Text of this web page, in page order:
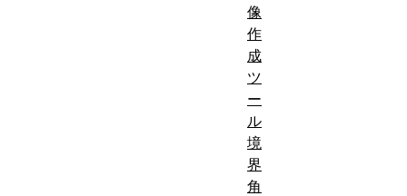
像
作
成
ツ
ー
ル
境
界
角